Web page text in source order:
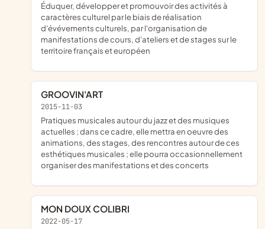
éduquer, développer et promouvoir des activités à
caractères culturel par le biais de réalisation
d'évévements culturels, par l'organisation de
manifestations de cours, d'ateliers et de stages sur le
territoire français et européen
GROOVIN'ART
2015-11-03
pratiques musicales autour du jazz et des musiques
actuelles ; dans ce cadre, elle mettra en oeuvre des
animations, des stages, des rencontres autour de ces
esthétiques musicales ; elle pourra occasionnellement
organiser des manifestations et des concerts
MON DOUX COLIBRI
2022-05-17